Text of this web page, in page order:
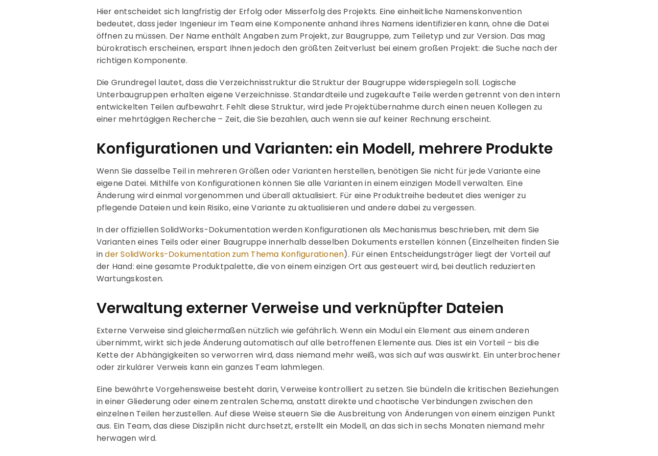
Hier entscheidet sich langfristig der Erfolg oder Misserfolg des Projekts. Eine einheitliche Namenskonvention
bedeutet, dass jeder Ingenieur im Team eine Komponente anhand ihres Namens identifizieren kann, ohne die Datei
öffnen zu müssen. Der Name enthält Angaben zum Projekt, zur Baugruppe, zum Teiletyp und zur Version. Das mag
bürokratisch erscheinen, erspart Ihnen jedoch den größten Zeitverlust bei einem großen Projekt: die Suche nach der
richtigen Komponente.
Die Grundregel lautet, dass die Verzeichnisstruktur die Struktur der Baugruppe widerspiegeln soll. Logische
Unterbaugruppen erhalten eigene Verzeichnisse. Standardteile und zugekaufte Teile werden getrennt von den intern
entwickelten Teilen aufbewahrt. Fehlt diese Struktur, wird jede Projektübernahme durch einen neuen Kollegen zu
einer mehrtägigen Recherche – Zeit, die Sie bezahlen, auch wenn sie auf keiner Rechnung erscheint.
Konfigurationen und Varianten: ein Modell, mehrere Produkte
Wenn Sie dasselbe Teil in mehreren Größen oder Varianten herstellen, benötigen Sie nicht für jede Variante eine
eigene Datei. Mithilfe von Konfigurationen können Sie alle Varianten in einem einzigen Modell verwalten. Eine
Änderung wird einmal vorgenommen und überall aktualisiert. Für eine Produktreihe bedeutet dies weniger zu
pflegende Dateien und kein Risiko, eine Variante zu aktualisieren und andere dabei zu vergessen.
In der offiziellen SolidWorks-Dokumentation werden Konfigurationen als Mechanismus beschrieben, mit dem Sie
Varianten eines Teils oder einer Baugruppe innerhalb desselben Dokuments erstellen können (Einzelheiten finden Sie
inder SolidWorks-Dokumentation zum Thema Konfigurationen). Für einen Entscheidungsträger liegt der Vorteil auf
der Hand: eine gesamte Produktpalette, die von einem einzigen Ort aus gesteuert wird, bei deutlich reduzierten
Wartungskosten.
Verwaltung externer Verweise und verknüpfter Dateien
Externe Verweise sind gleichermaßen nützlich wie gefährlich. Wenn ein Modul ein Element aus einem anderen
übernimmt, wirkt sich jede Änderung automatisch auf alle betroffenen Elemente aus. Dies ist ein Vorteil – bis die
Kette der Abhängigkeiten so verworren wird, dass niemand mehr weiß, was sich auf was auswirkt. Ein unterbrochener
oder zirkulärer Verweis kann ein ganzes Team lahmlegen.
Eine bewährte Vorgehensweise besteht darin, Verweise kontrolliert zu setzen. Sie bündeln die kritischen Beziehungen
in einer Gliederung oder einem zentralen Schema, anstatt direkte und chaotische Verbindungen zwischen den
einzelnen Teilen herzustellen. Auf diese Weise steuern Sie die Ausbreitung von Änderungen von einem einzigen Punkt
aus. Ein Team, das diese Disziplin nicht durchsetzt, erstellt ein Modell, an das sich in sechs Monaten niemand mehr
herwagen wird.